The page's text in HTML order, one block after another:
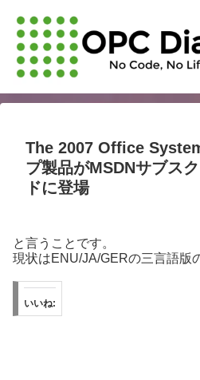
The 2007 Office
プ製品がMSDNサブス
ドに登場
と言うことです。
現状はENU/JA/GERの三言語版
いいね: